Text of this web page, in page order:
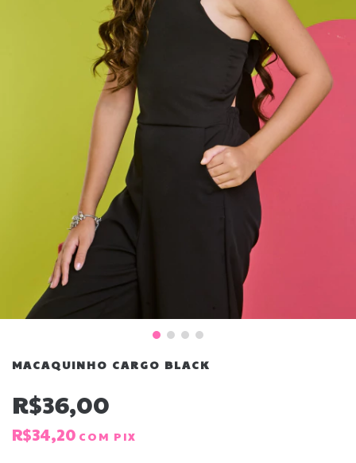
MACAQUINHO CARGO BLACK
R$36,00
R$34,20 COM PIX